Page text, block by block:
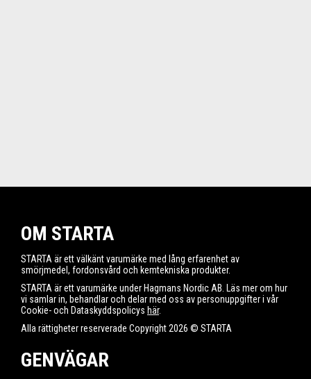
OM STARTA
STARTA är ett välkänt varumärke med lång erfarenhet av
smörjmedel, fordonsvård och kemtekniska produkter.
STARTA är ett varumärke under Hagmans Nordic AB. Läs mer om hur
vi samlar in, behandlar och delar med oss av personuppgifter i vår
Cookie- och Dataskyddspolicys här.
Alla rättigheter reserverade Copyright 2026 © STARTA
GENVÄGAR